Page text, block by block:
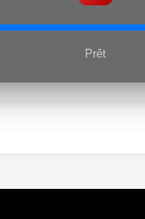
Prêt